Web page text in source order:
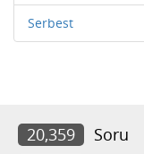
Serbest
20,359 Soru